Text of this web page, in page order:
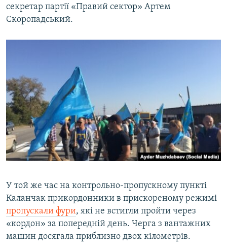
секретар партії «Правий сектор» Артем
Скоропадський.
У той же час на контрольно-пропускному пункті
Каланчак прикордонники в прискореному режимі
пропускали фури, які не встигли пройти через
«кордон» за попередній день. Черга з вантажних
машин досягала приблизно двох кілометрів.